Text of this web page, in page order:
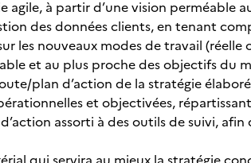
agile, à partir d’une vision perméable
des données clients, en tenant
les nouveaux modes de travail
et au plus proche des objectifs du
plan d’action de la stratégie
et objectivées,
assorti à des outils de suivi,